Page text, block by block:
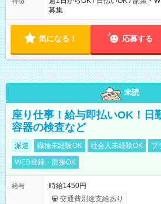
募集
気になる！ 応募する
未読
座り仕事！給与即払いOK！日
容器の検査など
派遣 職種未経験OK 社会人未経験OK
ブ
WEB登録・面接OK
給与
時給1450円
交通費別途支給あり